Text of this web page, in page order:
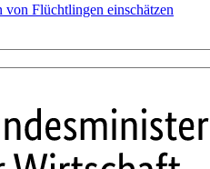
Flüchtlingen einschätzen